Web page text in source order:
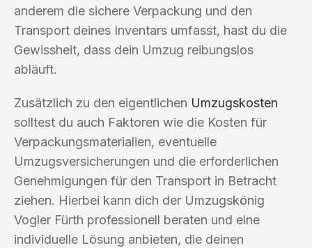
anderem die sichere Verpackung und den
Transport deines Inventars umfasst, hast du die
Gewissheit, dass dein Umzug reibungslos
abläuft.
Zusätzlich zu den eigentlichen Umzugskosten
solltest du auch Faktoren wie die Kosten für
Verpackungsmaterialien, eventuelle
Umzugsversicherungen und die erforderlichen
Genehmigungen für den Transport in Betracht
ziehen. Hierbei kann dich der Umzugskönig
Vogler Fürth professionell beraten und eine
individuelle Lösung anbieten, die deinen